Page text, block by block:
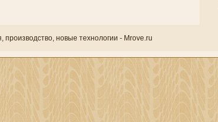
прοизводство, новые технологии - Mrove.ru